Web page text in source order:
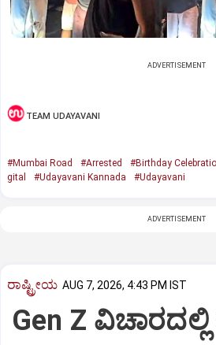
ADVERTISEMENT
TEAM UDAYAVANI
#Mumbai Road #Arrested #Birthday
gital
#Udayavani Kannada #Udayavani
ADVERTISEMENT
ರಾಷ್ಟ್ರೀಯ AUG 7, 2026, 4:43 PM IST
Gen Z